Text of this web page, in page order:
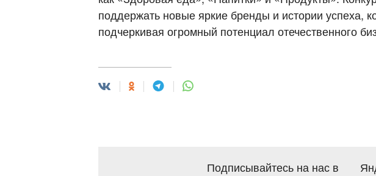
поддержать новые яркие бренды и истории успеха,
подчеркивая огромный потенциал отечественного
Подписывайтесь на нас в